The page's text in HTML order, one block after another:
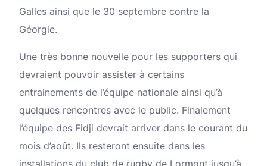
Galles ainsi que le 30 septembre contre la
Géorgie.
Une très bonne nouvelle pour les supporters qui
devraient pouvoir assister à certains
entrainements de l’équipe nationale ainsi qu’à
quelques rencontres avec le public. Finalement
l’équipe des Fidji devrait arriver dans le courant du
mois d’août. Ils resteront ensuite dans les
installations du club de rugby de Lormont jusqu’à